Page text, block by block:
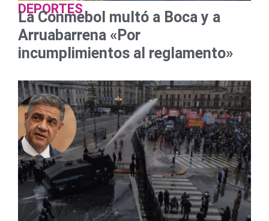
DEPORTES
La Conmebol multó a Boca y a
Arruabarrena «Por
incumplimientos al reglamento»